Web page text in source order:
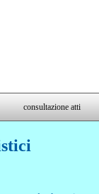
consultazione atti